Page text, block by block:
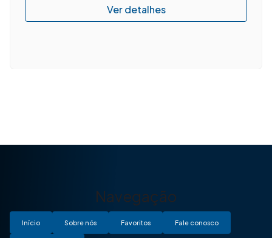
Navegação
Início Sobre nós Favoritos Fale conosco